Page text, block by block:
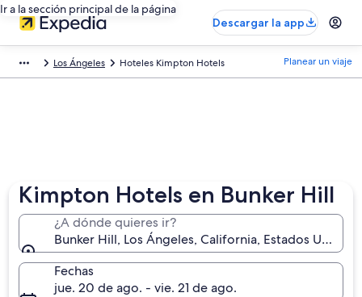
Ir a la sección principal de la página
Descargar la app
Los Ángeles Hoteles Kimpton Hotels Planear un viaje
Kimpton Hotels en Bunker Hill
¿A dónde quieres ir?
Bunker Hill, Los Ángeles, California, Estados Unidos
Fechas
jue. 20 de ago. - vie. 21 de ago.